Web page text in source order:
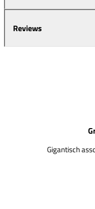
Reviews
Gigantisch